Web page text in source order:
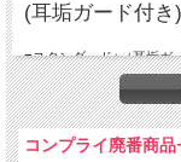
(耳垢ガード付き)
■スタンダード+（耳垢ガ
・周囲の雑音や音漏れを
くい設計。
■コンプライの特徴
○高音質 ○遮音性 ○フィッ
コンプライ廃番商品